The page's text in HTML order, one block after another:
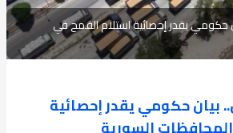
بيان حكومي يقدر إحصائية استلام القمح في
ألف طن.. بيان حكومي يقدر إحصائية